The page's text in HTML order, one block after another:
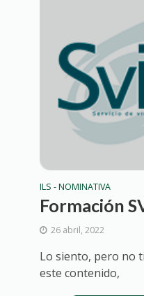
ILS - NOMINATIVA
Formación
26 abril, 2022
Lo siento, pero no
este contenido,